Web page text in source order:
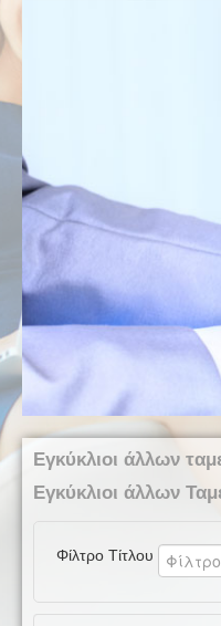
Εγκύκλιοι άλλων
Εγκύκλιοι άλλων
Φίλτρο Τίτλου